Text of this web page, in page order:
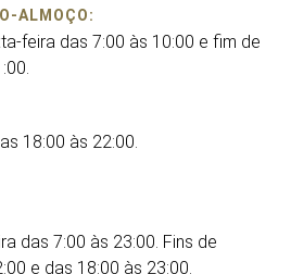
ALMOÇO:
feira das 7:00 às 10:00 e fim de
18:00 às 22:00.
das 7:00 às 23:00. Fins de
e das 18:00 às 23:00.